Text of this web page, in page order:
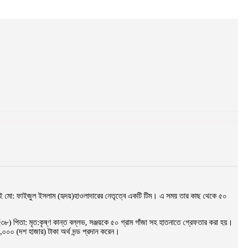
মো: ফাইজুল ইসলাম (হৃদয়)হাওলাদারের নেতৃত্বে একটি টিম। এ সময় তার কাছ থেকে ৫০
পিতা: মৃত:কৃষ্ণ কান্ত বল্লভ, সঞ্জয়কে ৫০ গ্রাম গাঁজা সহ হাতনাতে গ্রেফতার করা হয়।
(দশ হাজার) টাকা অর্থ দন্ড প্রদান করেন।